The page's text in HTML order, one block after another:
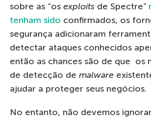
sobre as “os exploits de Spectre”
tenham sido confirmados, os
segurança adicionaram
detectar ataques conhecidos
então as chances são de que os
de detecção de malware
ajudar a proteger seus negócios.
No entanto, não devemos ignorar